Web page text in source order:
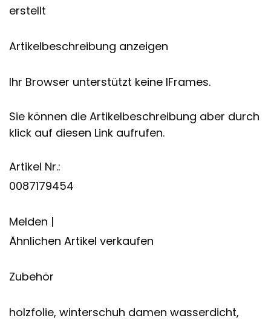
erstellt
Artikelbeschreibung anzeigen
Ihr Browser unterstützt keine IFrames.
Sie können die Artikelbeschreibung aber durch
klick auf diesen Link aufrufen.
Artikel Nr.:
0087179454
Melden |
Ähnlichen Artikel verkaufen
Zubehör
holzfolie, winterschuh damen wasserdicht,